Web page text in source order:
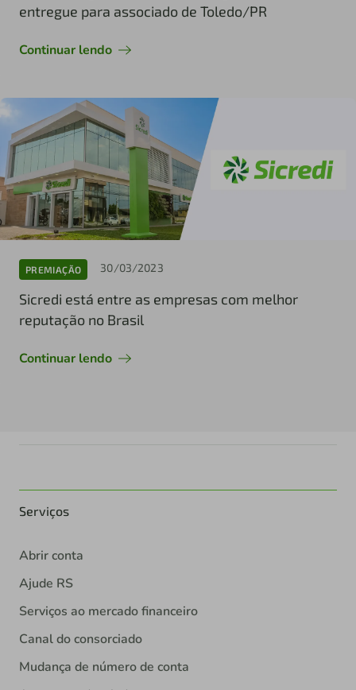
entregue para associado de Toledo/PR
Continuar lendo
PREMIAÇÃO 30/03/2023
Sicredi está entre as empresas com melhor
reputação no Brasil
Continuar lendo
Serviços
Abrir conta
Ajude RS
Serviços ao mercado financeiro
Canal do consorciado
Mudança de número de conta